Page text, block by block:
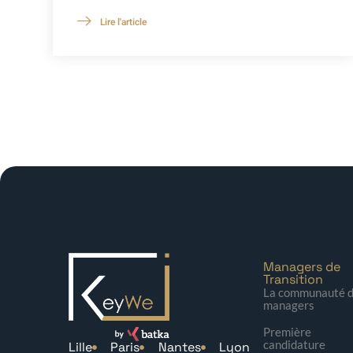
Lire l'article
Lille Paris Nantes Lyon
Managers de
Transition
La communauté
managers
Première
candidature